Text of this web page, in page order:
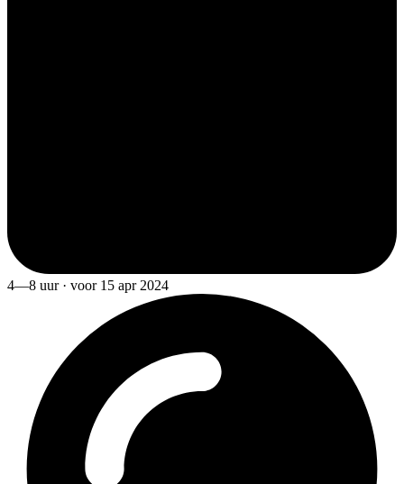
4—8 uur · voor 15 apr 2024